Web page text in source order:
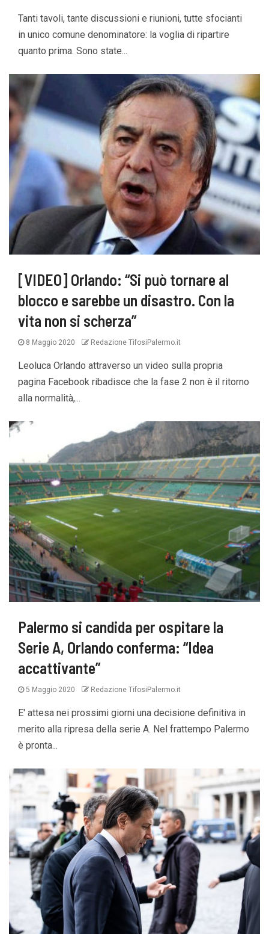
Tanti tavoli, tante discussioni e riunioni, tutte sfocianti
in unico comune denominatore: la voglia di ripartire
quanto prima. Sono state...
[VIDEO] Orlando: “Si può tornare al
blocco e sarebbe un disastro. Con la
vita non si scherza”
8 Maggio 2020 Redazione TifosiPalermo.it
Leoluca Orlando attraverso un video sulla propria
pagina Facebook ribadisce che la fase 2 non è il ritorno
alla normalità,...
Palermo si candida per ospitare la
Serie A, Orlando conferma: “Idea
accattivante”
5 Maggio 2020 Redazione TifosiPalermo.it
E' attesa nei prossimi giorni una decisione definitiva in
merito alla ripresa della serie A. Nel frattempo Palermo
è pronta...